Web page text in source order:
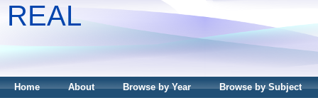
REAL
Home About Browse by Year Browse by Subject